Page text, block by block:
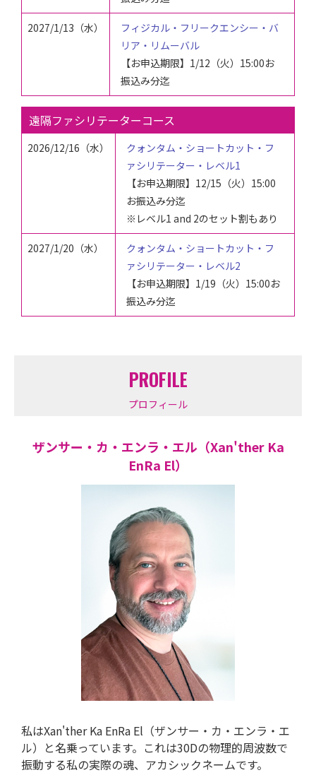
2027/1/13（水）
フィジカル・フリークエンシー・バ
リア・リムーバル
【お申込期限】 1/12（火） 15:00お
振込み分迄
遠隔ファシリテーターコース
2026/12/16（水）
クォンタム・ショートカット・フ
ァシリテーター・レベル1
【お申込期限】 12/15（火） 15:00
お振込み分迄
※レベル1 and 2のセット割もあり
2027/1/20（水）
クォンタム・ショートカット・フ
ァシリテーター・レベル2
【お申込期限】 1/19（火） 15:00お
振込み分迄
PROFILE
プロフィール
ザンサー・カ・エンラ・エル（Xan'ther Ka
EnRa El）
私はXan'ther Ka EnRa El（ザンサー・カ・エンラ・エ
ル）と名乗っています。これは30Dの物理的周波数で
振動する私の実際の魂、アカシックネームです。